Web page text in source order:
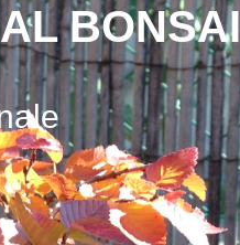
BONSAI